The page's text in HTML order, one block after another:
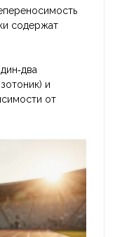
содержат
и
от